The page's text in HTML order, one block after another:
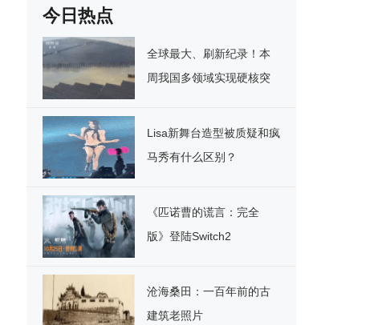
今日热点
全球最大、刷新纪录！本
周我国多领域实现硬核突
Lisa新舞台造型被质疑和疯
马秀有什么区别？
《匹诺曹的谎言：完全
版》登陆Switch2
沧海桑田：一百年前的古
建筑老照片